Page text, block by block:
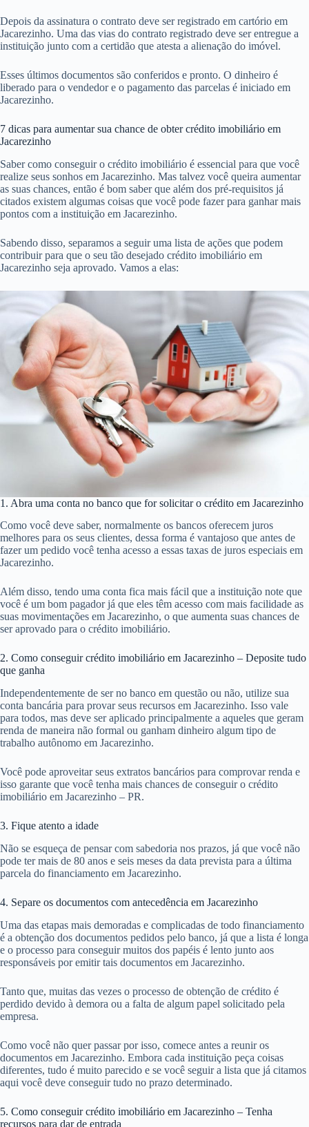
Depois da assinatura o contrato deve ser registrado em cartório em
Jacarezinho. Uma das vias do contrato registrado deve ser entregue a
instituição junto com a certidão que atesta a alienação do imóvel.
Esses últimos documentos são conferidos e pronto. O dinheiro é
liberado para o vendedor e o pagamento das parcelas é iniciado em
Jacarezinho.
7 dicas para aumentar sua chance de obter crédito imobiliário em
Jacarezinho
Saber como conseguir o crédito imobiliário é essencial para que você
realize seus sonhos em Jacarezinho. Mas talvez você queira aumentar
as suas chances, então é bom saber que além dos pré-requisitos já
citados existem algumas coisas que você pode fazer para ganhar mais
pontos com a instituição em Jacarezinho.
Sabendo disso, separamos a seguir uma lista de ações que podem
contribuir para que o seu tão desejado crédito imobiliário em
Jacarezinho seja aprovado. Vamos a elas:
1. Abra uma conta no banco que for solicitar o crédito em Jacarezinho
Como você deve saber, normalmente os bancos oferecem juros
melhores para os seus clientes, dessa forma é vantajoso que antes de
fazer um pedido você tenha acesso a essas taxas de juros especiais em
Jacarezinho.
Além disso, tendo uma conta fica mais fácil que a instituição note que
você é um bom pagador já que eles têm acesso com mais facilidade as
suas movimentações em Jacarezinho, o que aumenta suas chances de
ser aprovado para o crédito imobiliário.
2. Como conseguir crédito imobiliário em Jacarezinho – Deposite tudo
que ganha
Independentemente de ser no banco em questão ou não, utilize sua
conta bancária para provar seus recursos em Jacarezinho. Isso vale
para todos, mas deve ser aplicado principalmente a aqueles que geram
renda de maneira não formal ou ganham dinheiro algum tipo de
trabalho autônomo em Jacarezinho.
Você pode aproveitar seus extratos bancários para comprovar renda e
isso garante que você tenha mais chances de conseguir o crédito
imobiliário em Jacarezinho – PR.
3. Fique atento a idade
Não se esqueça de pensar com sabedoria nos prazos, já que você não
pode ter mais de 80 anos e seis meses da data prevista para a última
parcela do financiamento em Jacarezinho.
4. Separe os documentos com antecedência em Jacarezinho
Uma das etapas mais demoradas e complicadas de todo financiamento
é a obtenção dos documentos pedidos pelo banco, já que a lista é longa
e o processo para conseguir muitos dos papéis é lento junto aos
responsáveis por emitir tais documentos em Jacarezinho.
Tanto que, muitas das vezes o processo de obtenção de crédito é
perdido devido à demora ou a falta de algum papel solicitado pela
empresa.
Como você não quer passar por isso, comece antes a reunir os
documentos em Jacarezinho. Embora cada instituição peça coisas
diferentes, tudo é muito parecido e se você seguir a lista que já citamos
aqui você deve conseguir tudo no prazo determinado.
5. Como conseguir crédito imobiliário em Jacarezinho – Tenha
recursos para dar de entrada